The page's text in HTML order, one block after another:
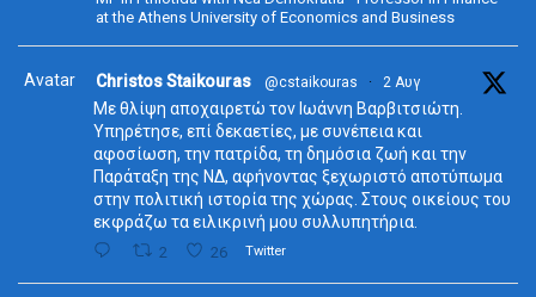
at the Athens University of Economics and Business
Avatar Christos Staikouras @cstaikouras · 2 Αυγ
Με θλίψη αποχαιρετώ τον Ιωάννη Βαρβιτσιώτη.
Υπηρέτησε, επί δεκαετίες, με συνέπεια και
αφοσίωση, την πατρίδα, τη δημόσια ζωή και την
Παράταξη της ΝΔ, αφήνοντας ξεχωριστό αποτύπωμα
στην πολιτική ιστορία της χώρας. Στους οικείους του
εκφράζω τα ειλικρινή μου συλλυπητήρια.
2 26 Twitter